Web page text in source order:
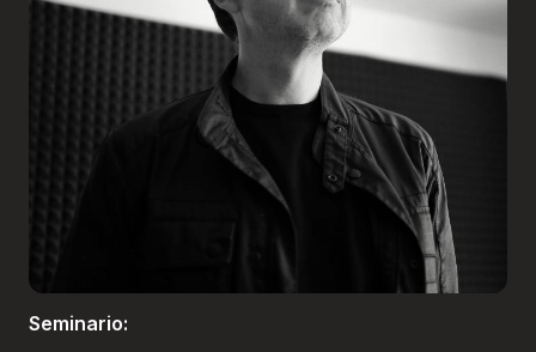
Inscribir
Boletería
Seminario: